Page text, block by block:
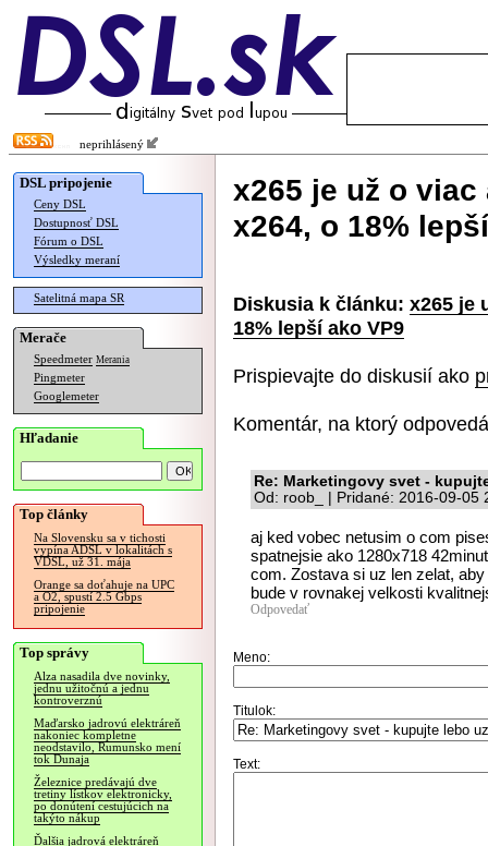
neprihlásený
DSL pripojenie
Ceny DSL
Dostupnosť DSL
Fórum o DSL
Výsledky meraní
Satelitná mapa SR
Merače
Speedmeter Merania
Pingmeter
Googlemeter
Hľadanie
Top články
Na Slovensku sa v tichosti
vypína ADSL v lokalitách s
VDSL, už 31. mája
Orange sa doťahuje na UPC
a O2, spustí 2.5 Gbps
pripojenie
Top správy
Alza nasadila dve novinky,
jednu užitočnú a jednu
kontroverznú
Maďarsko jadrovú elektráreň
nakoniec kompletne
neodstavilo, Rumunsko mení
tok Dunaja
Železnice predávajú dve
tretiny lístkov elektronicky,
po donútení cestujúcich na
takýto nákup
Ďalšia jadrová elektráreň
x265 je už o
x264, o 18%
Diskusia k článku: x265 je
18% lepší ako VP9
Prispievajte do diskusií ako
Komentár, na ktorý
Re: Marketingovy svet -
Od: roob_ | Pridané: 2016-09-05
aj ked vobec netusim o com
spatnejsie ako 1280x718
com. Zostava si uz len zelat,
bude v rovnakej velkosti
Odpovedať
Meno:
Titulok:
Text: